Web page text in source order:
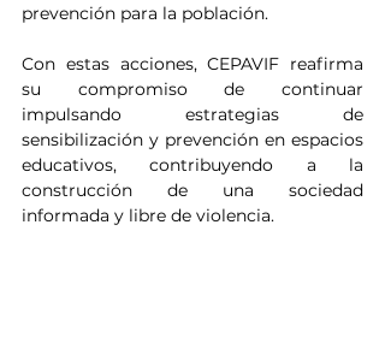
prevención para la población.
Con estas acciones, CEPAVIF reafirma
su compromiso de continuar
impulsando estrategias de
sensibilización y prevención en espacios
educativos, contribuyendo a la
construcción de una sociedad
informada y libre de violencia.